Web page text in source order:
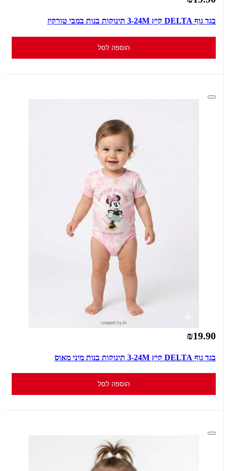
בגד גוף DELTA קיץ 3-24M תינוקות בנות במבי טורקיז
הוספה לסל
₪19.90
בגד גוף DELTA קיץ 3-24M תינוקות בנות מיני מאוס
הוספה לסל